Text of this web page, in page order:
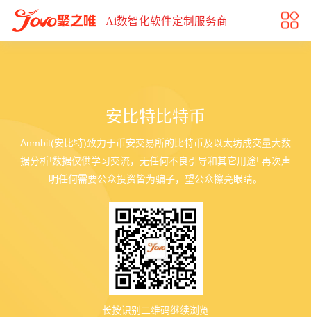
安比特比特币
Ai数智化软件定制服务商
安比特比特币
Anmbit(安比特)致力于币安交易所的比特币及以太坊成交量大数
据分析!数据仅供学习交流，无任何不良引导和其它用途! 再次声
明任何需要公众投资皆为骗子，望公众擦亮眼睛。
长按识别二维码继续浏览